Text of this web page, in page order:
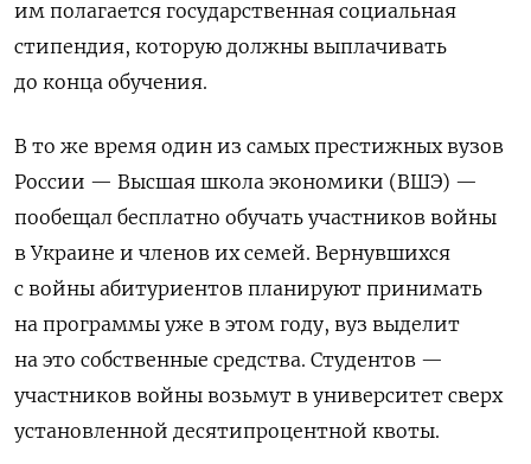
им полагается государственная социальная
стипендия, которую должны выплачивать
до конца обучения.
В то же время один из самых престижных вузов
России — Высшая школа экономики (ВШЭ) —
пообещал бесплатно обучать участников войны
в Украине и членов их семей. Вернувшихся
с войны абитуриентов планируют принимать
на программы уже в этом году, вуз выделит
на это собственные средства. Студентов —
участников войны возьмут в университет сверх
установленной десятипроцентной квоты.